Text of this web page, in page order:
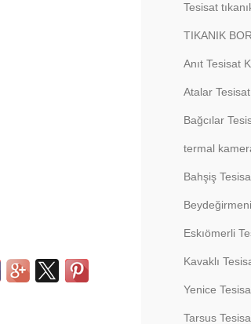
Tesisat
TIKANIK
Anıt Tesisat
Atalar
Bağcılar
termal
Bahşiş
Eskıömerli
Kavaklı
Yenice
Tarsus